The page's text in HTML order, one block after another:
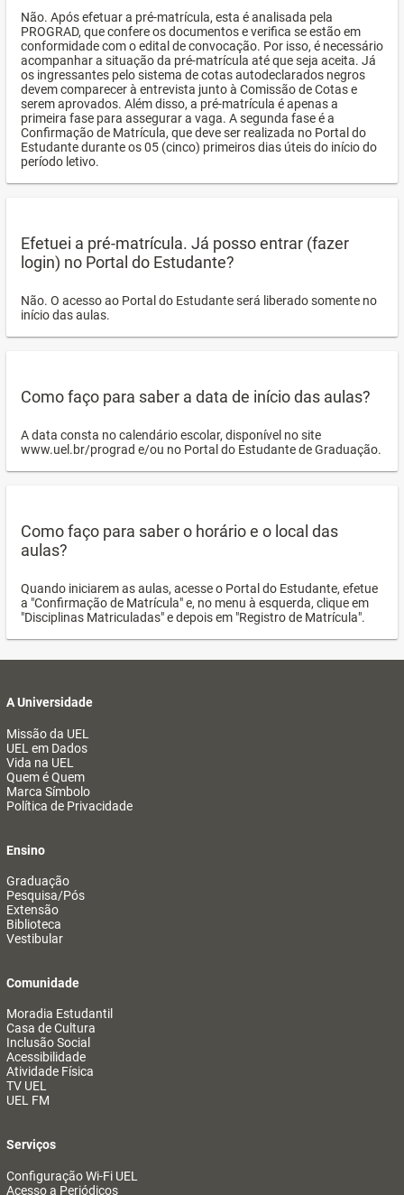
Não. Após efetuar a pré-matrícula, esta é analisada pela
PROGRAD, que confere os documentos e verifica se estão em
conformidade com o edital de convocação. Por isso, é necessário
acompanhar a situação da pré-matrícula até que seja aceita. Já
os ingressantes pelo sistema de cotas autodeclarados negros
devem comparecer à entrevista junto à Comissão de Cotas e
serem aprovados. Além disso, a pré-matrícula é apenas a
primeira fase para assegurar a vaga. A segunda fase é a
Confirmação de Matrícula, que deve ser realizada no Portal do
Estudante durante os 05 (cinco) primeiros dias úteis do início do
período letivo.
Efetuei a pré-matrícula. Já posso entrar (fazer
login) no Portal do Estudante?
Não. O acesso ao Portal do Estudante será liberado somente no
início das aulas.
Como faço para saber a data de início das aulas?
A data consta no calendário escolar, disponível no site
www.uel.br/prograd e/ou no Portal do Estudante de Graduação.
Como faço para saber o horário e o local das
aulas?
Quando iniciarem as aulas, acesse o Portal do Estudante, efetue
a "Confirmação de Matrícula" e, no menu à esquerda, clique em
"Disciplinas Matriculadas" e depois em "Registro de Matrícula".
A Universidade
Missão da UEL
UEL em Dados
Vida na UEL
Quem é Quem
Marca Símbolo
Política de Privacidade
Ensino
Graduação
Pesquisa/Pós
Extensão
Biblioteca
Vestibular
Comunidade
Moradia Estudantil
Casa de Cultura
Inclusão Social
Acessibilidade
Atividade Física
TV UEL
UEL FM
Serviços
Configuração Wi-Fi UEL
Acesso a Periódicos